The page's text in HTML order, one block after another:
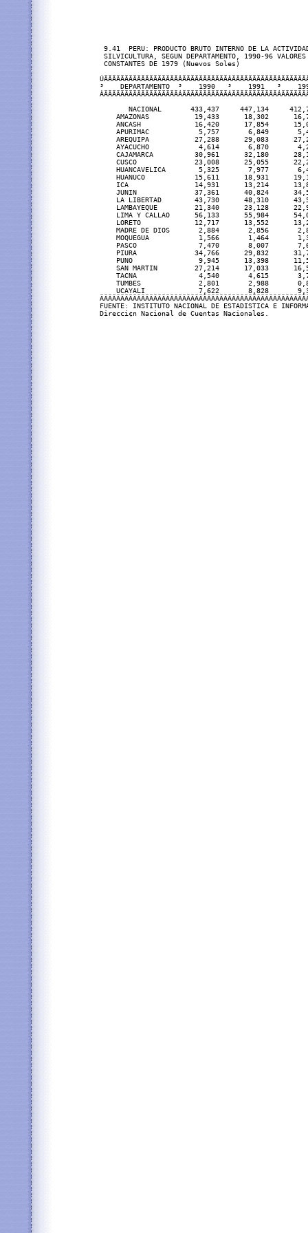
9.41  PERU: PRODUCTO BRUTO INTERNO DE LA
SILVICULTURA, SEGUN DEPARTAMENTO, 1990-96
CONSTANTES DE 1979 (Nuevos Soles)
³    DEPARTAMENTO  ³    1990   ³    1991   ³
NACIONAL       433,437     447,134
AMAZONAS           19,433      18,302
ANCASH             16,420      17,854
APURIMAC            5,757       6,849
AREQUIPA           27,288      29,083
AYACUCHO            4,614       6,870
CAJAMARCA          30,961      32,180
CUSCO              23,008      25,055
HUANCAVELICA        5,325       7,977
HUANUCO            15,611      18,931
ICA                14,931      13,214
JUNIN              37,361      40,824
LA LIBERTAD        43,730      48,310
LAMBAYEQUE         21,340      23,128
LIMA Y CALLAO      56,133      55,984
LORETO             12,717      13,552
MADRE DE DIOS       2,884       2,856
MOQUEGUA            1,566       1,464
PASCO               7,470       8,007
PIURA              34,766      29,832
PUNO                9,945      13,398
SAN MARTIN         27,214      17,033
TACNA               4,540       4,615
TUMBES              2,801       2,988
UCAYALI             7,622       8,828
FUENTE: INSTITUTO NACIONAL DE ESTADISTICA E